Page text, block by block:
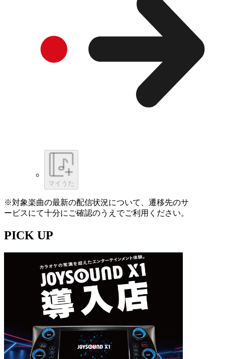
マイうた
※対象楽曲の最新の配信状況について、遷移先のサ
ービスにて十分にご確認のうえでご利用ください。
PICK UP